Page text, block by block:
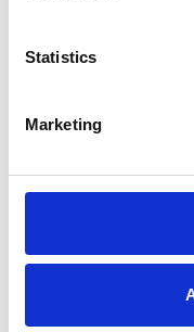
Statistics
Marketing
trailjet 250